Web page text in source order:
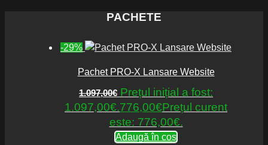
PACHETE
-29%
Pachet PRO-X Lansare Website
1.097,00€ Prețul inițial a fost:
1.097,00€.776,00€Prețul curent
este: 776,00€.
Adaugă în coș